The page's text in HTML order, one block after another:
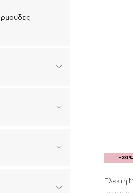
-30%
Πλεκτή